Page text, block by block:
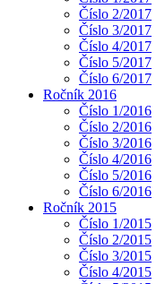
Číslo 2/2017
Číslo 3/2017
Číslo 4/2017
Číslo 5/2017
Číslo 6/2017
Ročník 2016
Číslo 1/2016
Číslo 2/2016
Číslo 3/2016
Číslo 4/2016
Číslo 5/2016
Číslo 6/2016
Ročník 2015
Číslo 1/2015
Číslo 2/2015
Číslo 3/2015
Číslo 4/2015